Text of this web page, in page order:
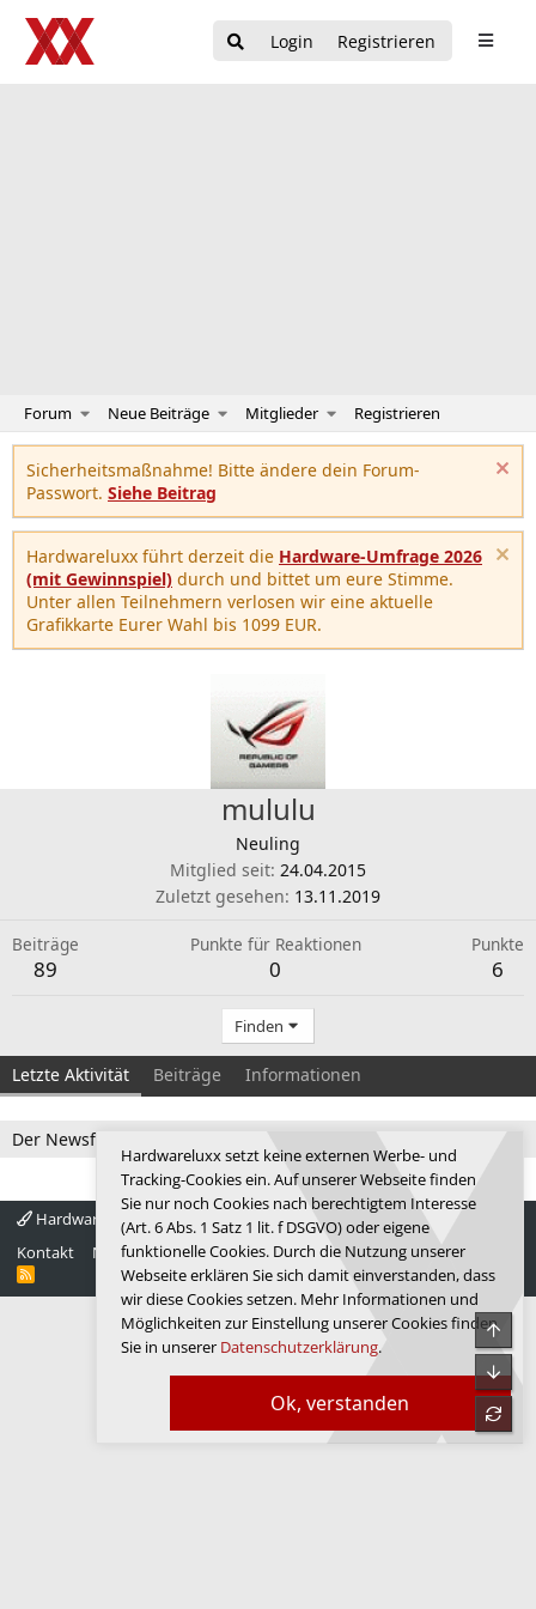
Login Registrieren
Forum Neue Beiträge Mitglieder Registrieren
Sicherheitsmaßnahme! Bitte ändere dein Forum-
Passwort. Siehe Beitrag
Hardwareluxx führt derzeit die Hardware-Umfrage 2026
(mit Gewinnspiel) durch und bittet um eure Stimme.
Unter allen Teilnehmern verlosen wir eine aktuelle
Grafikkarte Eurer Wahl bis 1099 EUR.
mululu
Neuling
Mitglied seit 24.04.2015
Zuletzt gesehen 13.11.2019
Beiträge
89
Punkte für Reaktionen
0
Punkte
6
Finden
Letzte Aktivität Beiträge Informationen
Der Newsfeed ist zur Zeit leer.
Hardwareluxx 4.0
Deutsch
Kontakt
Nutzungsbedingungen Datenschutz Hilfe Startseite
R
Ok, verstanden
Hardwareluxx setzt keine externen Werbe- und
Tracking-Cookies ein. Auf unserer Webseite finden
Sie nur noch Cookies nach berechtigtem Interesse
(Art. 6 Abs. 1 Satz 1 lit. f DSGVO) oder eigene
funktionelle Cookies. Durch die Nutzung unserer
Webseite erklären Sie sich damit einverstanden, dass
wir diese Cookies setzen. Mehr Informationen und
Möglichkeiten zur Einstellung unserer Cookies finden
Sie in unserer Datenschutzerklärung.